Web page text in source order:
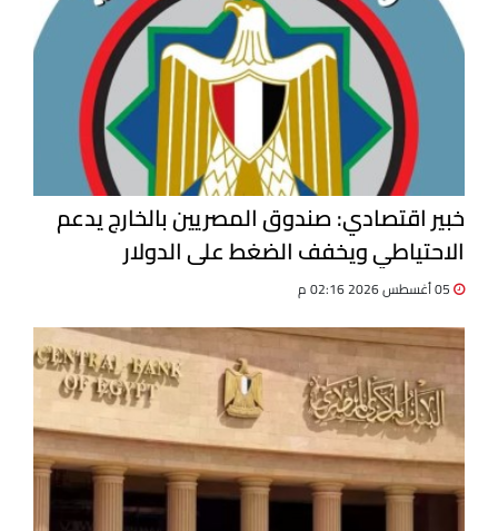
خبير اقتصادي: صندوق المصريين بالخارج يدعم
الاحتياطي ويخفف الضغط على الدولار